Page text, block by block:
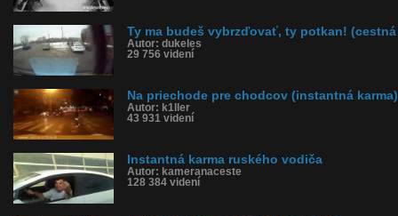
Ty ma budeš vybrzďovať, ty potkan! (cestná
Autor: dukeles
29 756 videní
Na priechode pre chodcov (instantná karma)
Autor: k1ller
43 931 videní
Instantná karma ruského vodiča
Autor: kameranaceste
128 384 videní